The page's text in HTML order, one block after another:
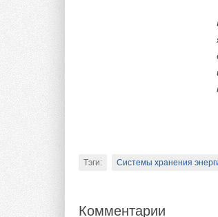
Тэги: Системы хранения
Комментарии